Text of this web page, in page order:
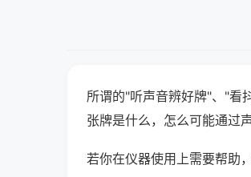
所谓的"听声音辨好牌"、"看
张牌是什么，怎么可能通过
若你在仪器使用上需要帮助